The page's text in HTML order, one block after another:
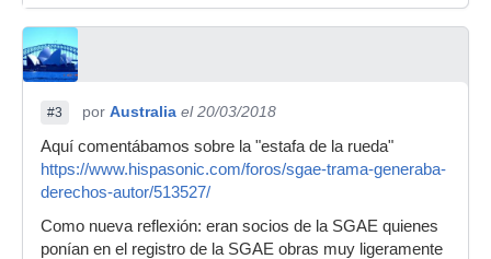
#3 por Australia el 20/03/2018
Aquí comentábamos sobre la "estafa de la rueda"
https://www.hispasonic.com/foros/sgae-trama-generaba-
derechos-autor/513527/
Como nueva reflexión: eran socios de la SGAE quienes
ponían en el registro de la SGAE obras muy ligeramente